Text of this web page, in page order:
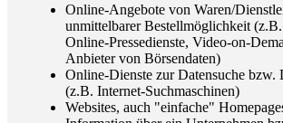
Online-Angebote von Waren/
unmittelbarer Bestellmöglichkeit
Online-Pressedienste, Video-on-
Anbieter von Börsendaten)
Online-Dienste zur Datensuche bzw.
(z.B. Internet-Suchmaschinen)
Websites, auch "einfache"